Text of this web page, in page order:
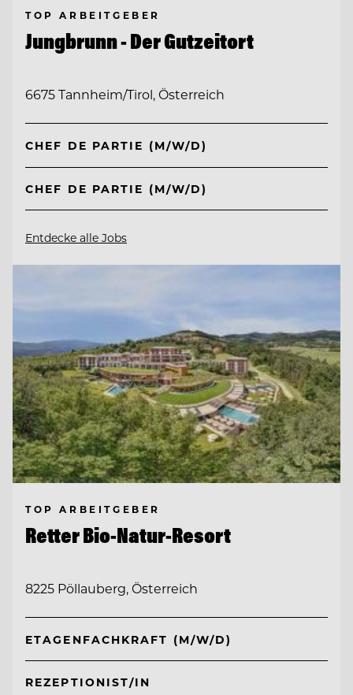
TOP ARBEITGEBER
Jungbrunn - Der Gutzeitort
6675 Tannheim/Tirol, Österreich
CHEF DE PARTIE (M/W/D)
CHEF DE PARTIE (M/W/D)
Entdecke alle Jobs
TOP ARBEITGEBER
Retter Bio-Natur-Resort
8225 Pöllauberg, Österreich
ETAGENFACHKRAFT (M/W/D)
REZEPTIONIST/IN